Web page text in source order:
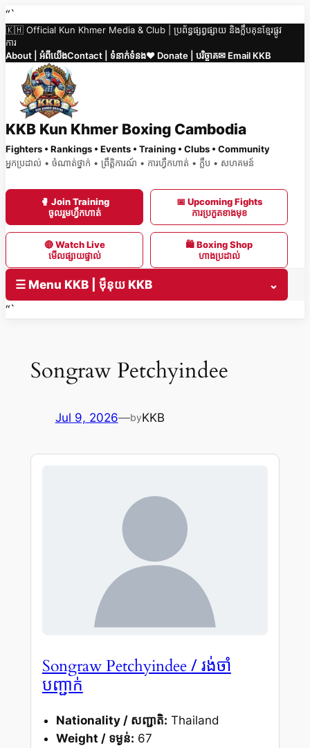
Skip
to
content
“`
🇰🇭 Official Kun Khmer Media & Club | ប្រព័ន្ធផ្សព្វផ្សាយ និងក្លឹបគុនខ្មែរផ្លូវ
ការ
About | អំពីយើងContact | ទំនាក់ទំនង❤️ Donate | បរិច្ចាគ✉ Email KKB
KKB Kun Khmer Boxing Cambodia
Fighters • Rankings • Events • Training • Clubs • Community
អ្នកប្រដាល់ • ចំណាត់ថ្នាក់ • ព្រឹត្តិការណ៍ • ការហ្វឹកហាត់ • ក្លឹប • សហគមន៍
🥊 Join Training
ចូលរួមហ្វឹកហាត់
📅 Upcoming Fights
ការប្រកួតខាងមុខ
🔴 Watch Live
មើលផ្សាយផ្ទាល់
🛍 Boxing Shop
ហាងប្រដាល់
☰ Menu KKB | ម៉ឺនុយ KKB
⌄
“`
Songraw Petchyindee
Jul 9, 2026—byKKB
Songraw Petchyindee/ រង់ចាំ
បញ្ជាក់
Nationality / សញ្ជាតិ: Thailand
Weight / ទម្ងន់: 67